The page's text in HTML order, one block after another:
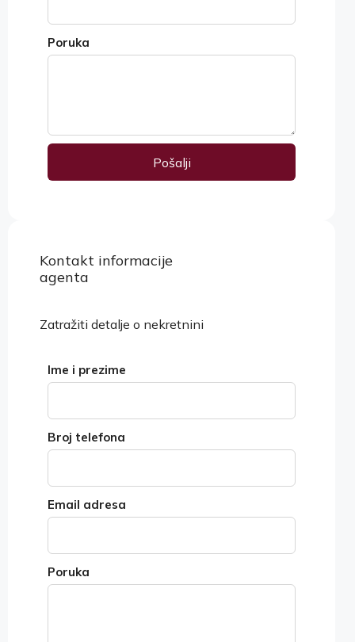
Poruka
Pošalji
Kontakt informacije
agenta
Zatražiti detalje o nekretnini
Ime i prezime
Broj telefona
Email adresa
Poruka